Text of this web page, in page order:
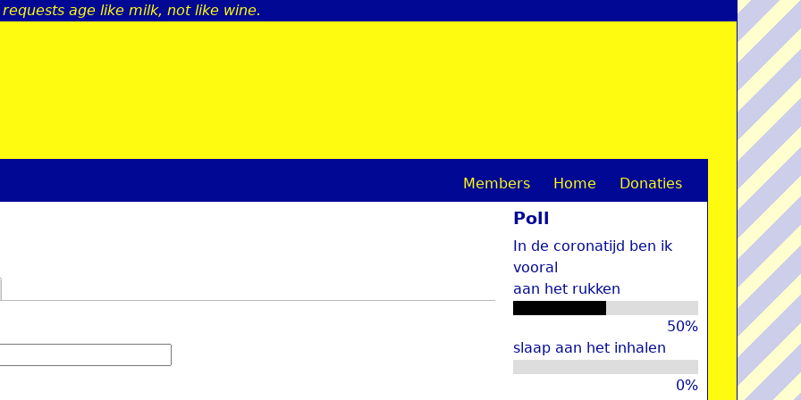
Jump to navigation
age like milk, not like wine.
M
Members Home Donaties
Poll
In de coronatijd ben ik
vooral
aan het rukken
50%
slaap aan het inhalen
0%